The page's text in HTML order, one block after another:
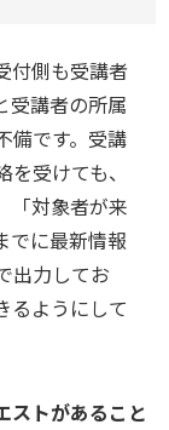
付側も受講者
受講者の所属
備です。受講
受けても、
「対象者が来
でに最新情報
出力してお
るようにして
ストがあること